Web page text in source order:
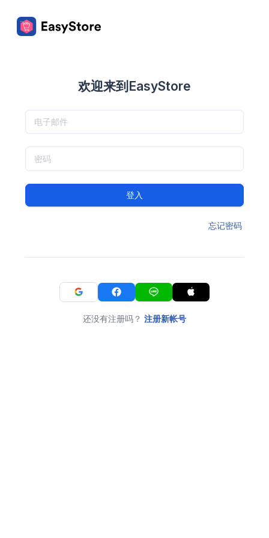
欢迎来到EasyStore
登入
忘记密码
还没有注册吗？ 注册新帐号